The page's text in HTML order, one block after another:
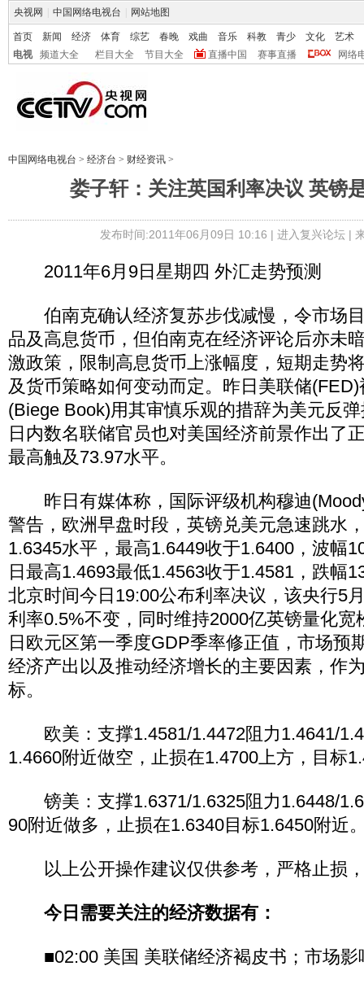
央视网 中国网络电视台 网站地图
首页 新闻 经济 体育 综艺 春晚 戏曲 音乐 科教 青少 文化
艺术
电视
频道大全 栏目大全 节目大全 直播中国 赛事直播 网络
中国网络电视台 > 经济台 > 财经资讯 >
娄子轩：关注英国利率决议 英镑
发布时间:2011年06月09日 10:16 | 进入复兴论坛|
2011年6月9日星期四 外汇走势预测
伯南克确认经济复苏步伐减慢，令市场
品及高息货币，但伯南克在经济评论后亦未
激政策，限制高息货币上涨幅度，短期走势
及货币策略如何变动而定。昨日美联储
(Biege Book)用其审慎乐观的措辞为美元反
日内数名联储官员也对美国经济前景作出了
最高触及73.97水平。
昨日有媒体称，国际评级机构穆迪
警告，欧洲早盘时段，英镑兑美元急速跳水
1.6345水平，最高1.6449收于1.6400，波幅
日最高1.4693最低1.4563收于1.4581，跌幅
北京时间今日19:00公布利率决议，该央行5
利率0.5%不变，同时维持2000亿英镑量化宽
日欧元区第一季度GDP季率修正值，市场预
经济产出以及推动经济增长的主要因素，作
标。
欧美：支撑1.4581/1.4472阻力1.4641/
1.4660附近做空，止损在1.4700上方，目标
镑美：支撑1.6371/1.6325阻力1.6448/
90附近做多，止损在1.6340目标1.6450附近
以上公开操作建议仅供参考，严格止损
今日需要关注的经济数据有：
■02:00 美国 美联储经济褐皮书；市场